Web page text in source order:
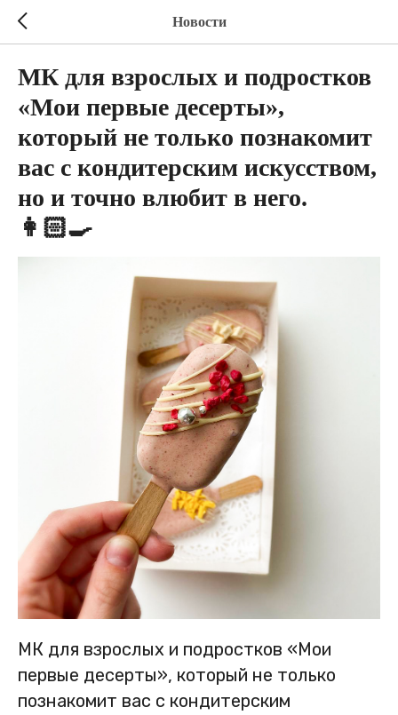
Новости
МК для взрослых и подростков
«Мои первые десерты»,
который не только познакомит
вас с кондитерским искусством,
но и точно влюбит в него.
👩🏻‍🍳
МК для взрослых и подростков «Мои
первые десерты», который не только
познакомит вас с кондитерским